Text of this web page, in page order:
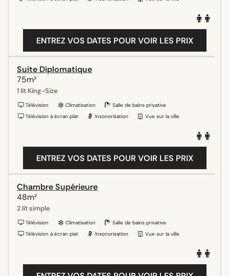
ENTREZ VOS DATES POUR VOIR LES PRIX
Suite Diplomatique
75m²
1 lit King-Size
Télévision Climatisation
Salle de bains privative
Télévision à écran plat
Insonorisation Vue sur la ville
ENTREZ VOS DATES POUR VOIR LES PRIX
Chambre Supérieure
48m²
2 lit simple
Télévision Climatisation
Salle de bains privative
Télévision à écran plat
Insonorisation Vue sur la ville